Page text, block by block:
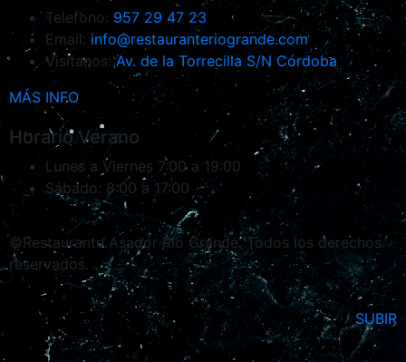
Telefono: 957 29 47 23
Email: info@restauranteriogrande.com
Visitanos:Av. de la Torrecilla S/N Córdoba
MÁS INFO
Horario Verano
Lunes a Viernes 7:00 a 19:00
Sábado: 8:00 a 17:00
©Restaurante Asador Rio Grande. Todos los derechos
reservados.
SUBIR